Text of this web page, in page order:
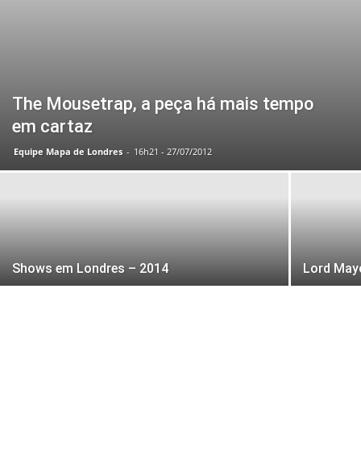
The Mousetrap, a peça há mais tempo
em cartaz
Equipe Mapa de Londres - 16h21 - 27/07/2012
Shows em Londres – 2014 Lord